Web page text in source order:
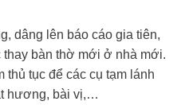
dâng lên báo cáo gia tiên,
bàn thờ mới ở nhà mới.
thủ tục để các cụ tạm lánh
hương, bài vị,…